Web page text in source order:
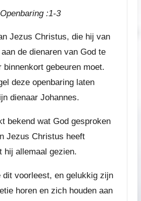
:1-3
Jezus Christus, die hij van
de dienaren van God te
binnenkort gebeuren moet.
deze openbaring laten
dienaar Johannes.
bekend wat God gesproken
Jezus Christus heeft
hij allemaal gezien.
voorleest, en gelukkig zijn
horen en zich houden aan